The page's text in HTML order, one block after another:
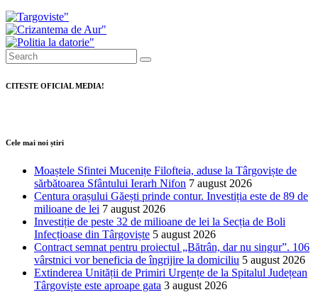
CITESTE OFICIAL MEDIA!
Cele mai noi știri
Moaștele Sfintei Mucenițe Filofteia, aduse la Târgoviște de
sărbătoarea Sfântului Ierarh Nifon 7 august 2026
Centura orașului Găești prinde contur. Investiția este de 89 de
milioane de lei 7 august 2026
Investiție de peste 32 de milioane de lei la Secția de Boli
Infecțioase din Târgoviște 5 august 2026
Contract semnat pentru proiectul „Bătrân, dar nu singur”. 106
vârstnici vor beneficia de îngrijire la domiciliu 5 august 2026
Extinderea Unității de Primiri Urgențe de la Spitalul Județean
Târgoviște este aproape gata 3 august 2026